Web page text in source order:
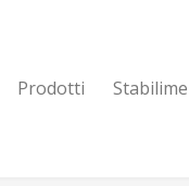
Prodotti